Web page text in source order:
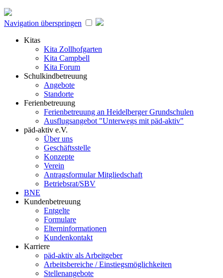
Navigation überspringen
Kitas
Kita Zollhofgarten
Kita Campbell
Kita Forum
Schulkindbetreuung
Angebote
Standorte
Ferienbetreuung
Ferienbetreuung an Heidelberger Grundschulen
Ausflugsangebot "Unterwegs mit päd-aktiv"
päd-aktiv e.V.
Über uns
Geschäftsstelle
Konzepte
Verein
Antragsformular Mitgliedschaft
Betriebsrat/SBV
BNE
Kundenbetreuung
Entgelte
Formulare
Elterninformationen
Kundenkontakt
Karriere
päd-aktiv als Arbeitgeber
Arbeitsbereiche / Einstiegsmöglichkeiten
Stellenangebote